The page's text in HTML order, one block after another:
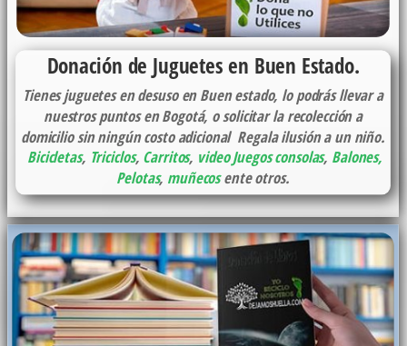
Donación de Juguetes en Buen Estado.
Tienes juguetes en desuso en Buen estado, lo podrás llevar a
nuestros puntos en Bogotá, o solicitar la recolección a
domicilio sin ningún costo adicional Regala ilusión a un niño.
Bicicletas, Triciclos, Carritos, video Juegos consolas, Balones,
Pelotas, muñecosente otros.